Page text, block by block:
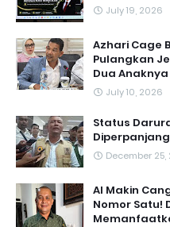
July 19, 2026
Azhari Cage
Pulangkan
Dua
July 10, 2026
Status
December 25,
AI Makin
Nomor Satu!